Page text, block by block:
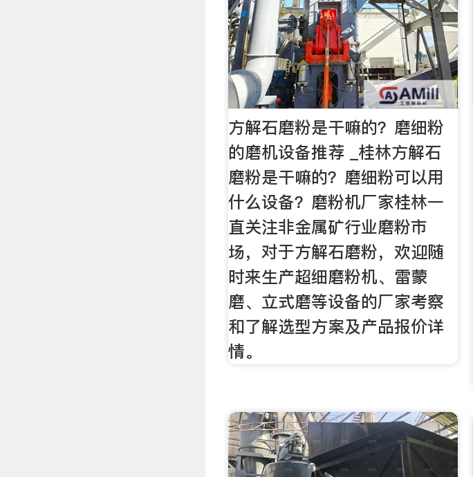
方解石磨粉是干嘛的？磨细粉
的磨机设备推荐 _桂林方解石
磨粉是干嘛的？磨细粉可以用
什么设备？磨粉机厂家桂林一
直关注非金属矿行业磨粉市
场，对于方解石磨粉，欢迎随
时来生产超细磨粉机、雷蒙
磨、立式磨等设备的厂家考察
和了解选型方案及产品报价详
情。